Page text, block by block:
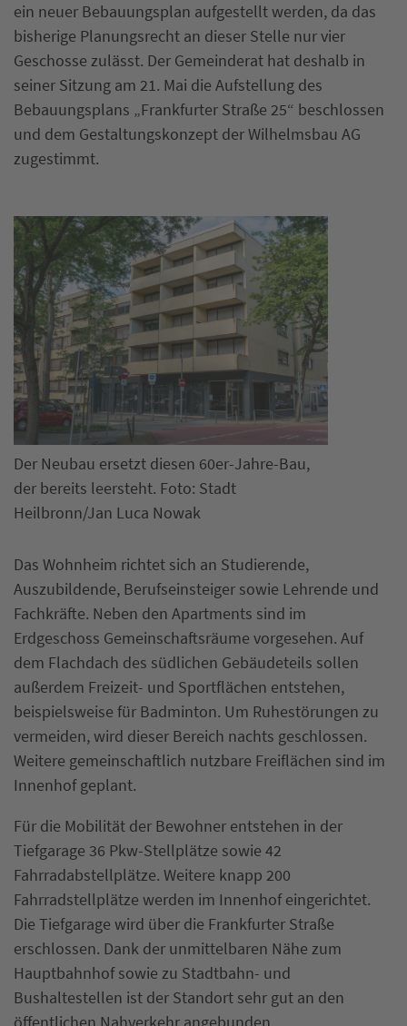
ein neuer Bebauungsplan aufgestellt werden, da das
bisherige Planungsrecht an dieser Stelle nur vier
Geschosse zulässt. Der Gemeinderat hat deshalb in
seiner Sitzung am 21. Mai die Aufstellung des
Bebauungsplans „Frankfurter Straße 25“ beschlossen
und dem Gestaltungskonzept der Wilhelmsbau AG
zugestimmt.
Der Neubau ersetzt diesen 60er-Jahre-Bau,
der bereits leersteht. Foto: Stadt
Heilbronn/Jan Luca Nowak
Das Wohnheim richtet sich an Studierende,
Auszubildende, Berufseinsteiger sowie Lehrende und
Fachkräfte. Neben den Apartments sind im
Erdgeschoss Gemeinschaftsräume vorgesehen. Auf
dem Flachdach des südlichen Gebäudeteils sollen
außerdem Freizeit- und Sportflächen entstehen,
beispielsweise für Badminton. Um Ruhestörungen zu
vermeiden, wird dieser Bereich nachts geschlossen.
Weitere gemeinschaftlich nutzbare Freiflächen sind im
Innenhof geplant.
Für die Mobilität der Bewohner entstehen in der
Tiefgarage 36 Pkw-Stellplätze sowie 42
Fahrradabstellplätze. Weitere knapp 200
Fahrradstellplätze werden im Innenhof eingerichtet.
Die Tiefgarage wird über die Frankfurter Straße
erschlossen. Dank der unmittelbaren Nähe zum
Hauptbahnhof sowie zu Stadtbahn- und
Bushaltestellen ist der Standort sehr gut an den
öffentlichen Nahverkehr angebunden.